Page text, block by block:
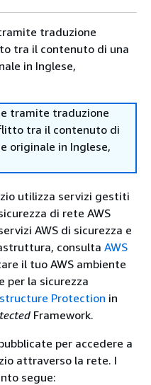
traduzione
tra il contenuto di una
in Inglese,
tramite traduzione
tra il contenuto di
originale in Inglese,
utilizza servizi gestiti
di rete AWS
AWS di sicurezza e
consulta AWS
il tuo AWS ambiente
per la sicurezza
Protection in
Framework.
per accedere a
attraverso la rete. I
segue: